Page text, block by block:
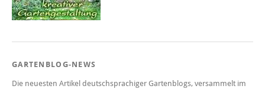
GARTENBLOG-NEWS
Die neuesten Artikel deutschsprachiger Gartenblogs, versammelt im